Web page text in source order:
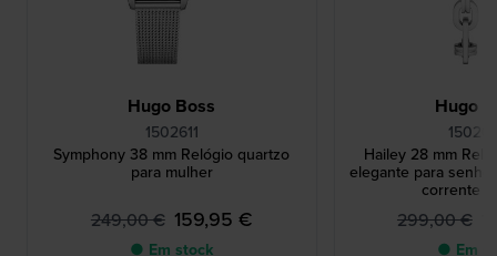
Hugo Boss
1502611
Symphony 38 mm Relógio quartzo
para mulher
249,00 € 159,95 €
● Em stock
Hugo
Hailey 28 mm
elegante para
corrente
299,00 €
● Em